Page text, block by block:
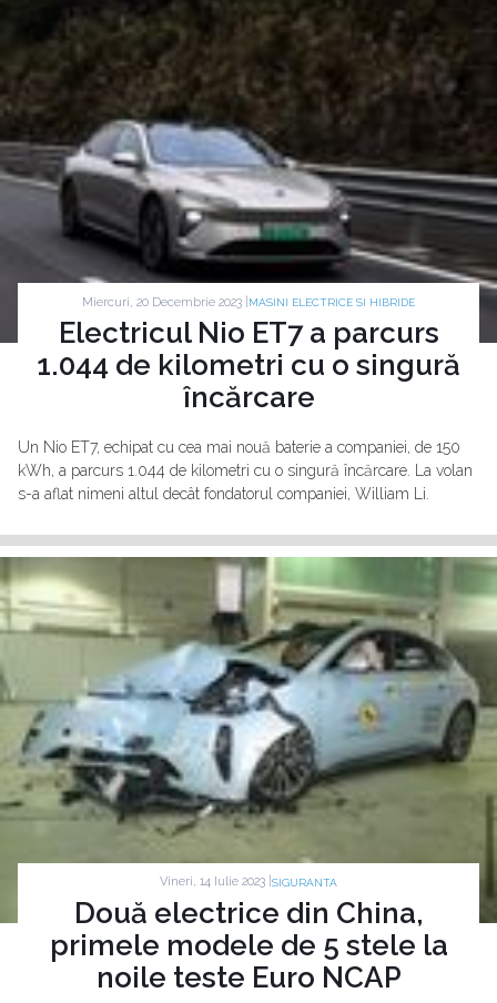
Miercuri, 20 Decembrie 2023 | MASINI ELECTRICE SI HIBRIDE
Electricul Nio ET7 a parcurs
1.044 de kilometri cu o singură
încărcare
Un Nio ET7, echipat cu cea mai nouă baterie a companiei, de 150
kWh, a parcurs 1.044 de kilometri cu o singură încărcare. La volan
s-a aflat nimeni altul decât fondatorul companiei, William Li.
Vineri, 14 Iulie 2023 | SIGURANTA
Două electrice din China,
primele modele de 5 stele la
noile teste Euro NCAP